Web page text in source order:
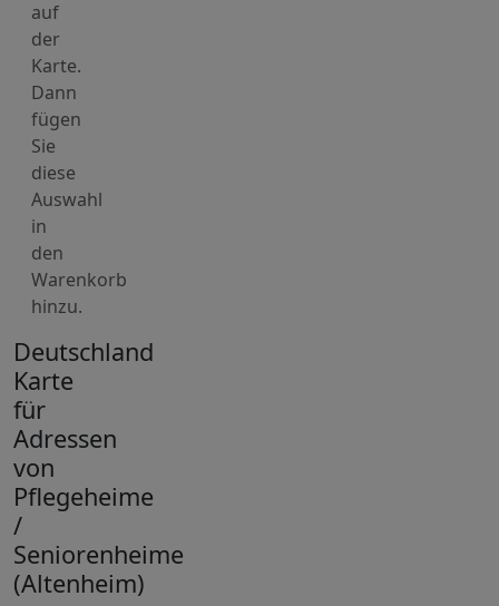
auf
der
Karte.
Dann
fügen
Sie
diese
Auswahl
in
den
Warenkorb
hinzu.
Deutschland
Karte
für
Adressen
von
Pflegeheime
/
Seniorenheime
(Altenheim)